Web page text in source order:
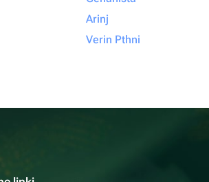
Arinj
Verin Pthni